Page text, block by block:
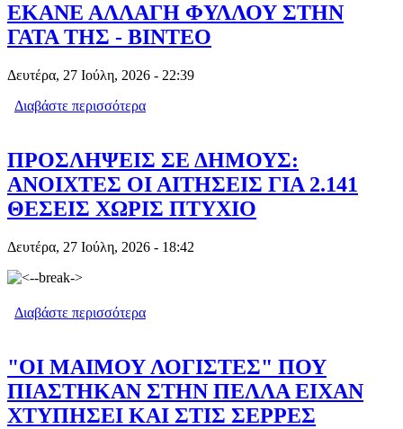
ΕΚΑΝΕ ΑΛΛΑΓΗ ΦΥΛΛΟΥ ΣΤΗΝ
ΓΑΤΑ ΤΗΣ - ΒΙΝΤΕΟ
Δευτέρα, 27 Ιούλη, 2026 - 22:39
Διαβάστε περισσότερα
ΠΡΟΣΛΗΨΕΙΣ ΣΕ ΔΗΜΟΥΣ:
ΑΝΟΙΧΤΕΣ ΟΙ ΑΙΤΗΣΕΙΣ ΓΙΑ 2.141
ΘΕΣΕΙΣ ΧΩΡΙΣ ΠΤΥΧΙΟ
Δευτέρα, 27 Ιούλη, 2026 - 18:42
Διαβάστε περισσότερα
"ΟΙ ΜΑΙΜΟΥ ΛΟΓΙΣΤΕΣ" ΠΟΥ
ΠΙΑΣΤΗΚΑΝ ΣΤΗΝ ΠΕΛΛΑ ΕΙΧΑΝ
ΧΤΥΠΗΣΕΙ ΚΑΙ ΣΤΙΣ ΣΕΡΡΕΣ